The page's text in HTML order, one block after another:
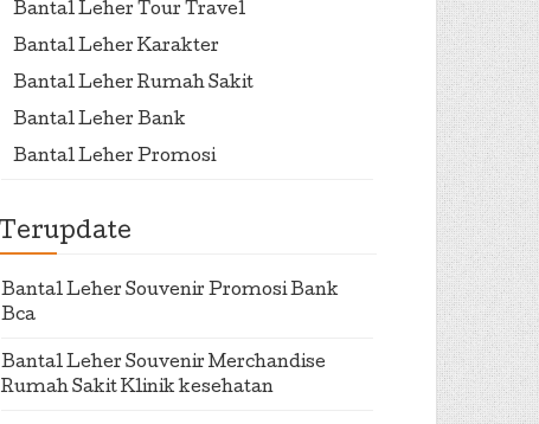
Bantal Leher Tour Travel
Bantal Leher Karakter
Bantal Leher Rumah Sakit
Bantal Leher Bank
Bantal Leher Promosi
Terupdate
Bantal Leher Souvenir Promosi Bank
Bca
Bantal Leher Souvenir Merchandise
Rumah Sakit Klinik kesehatan